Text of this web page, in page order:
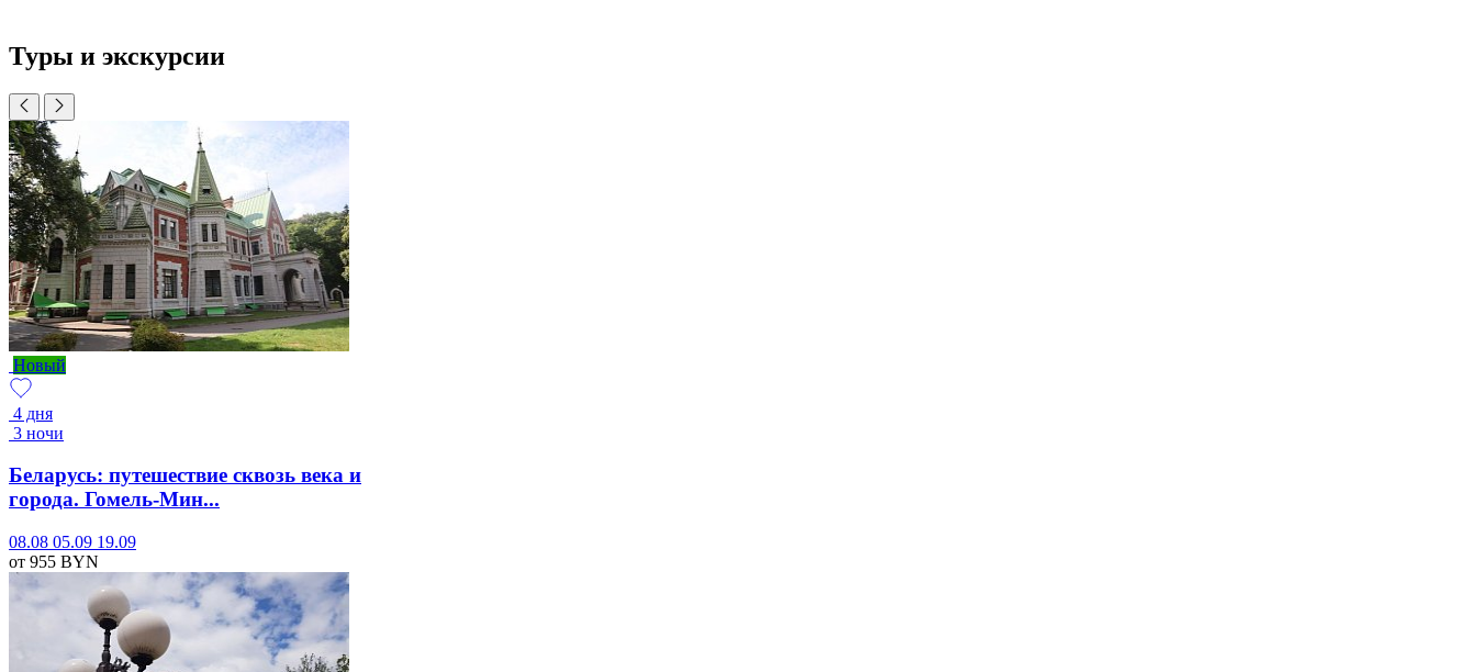
Туры и экскурсии
Новый
4 дня
3 ночи
Беларусь: путешествие сквозь века и
города. Гомель-Мин...
08.08 05.09 19.09
от 955 BYN